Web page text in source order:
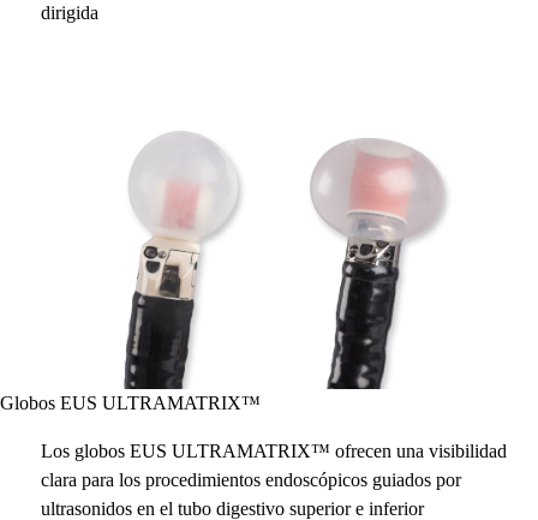
dirigida
Globos EUS ULTRAMATRIX™
Los globos EUS ULTRAMATRIX™ ofrecen una visibilidad
clara para los procedimientos endoscópicos guiados por
ultrasonidos en el tubo digestivo superior e inferior